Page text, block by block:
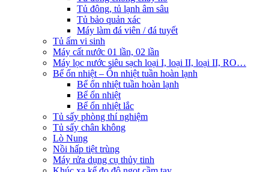
Tủ đông, tủ lạnh âm sâu
Tủ bảo quản xác
Máy làm đá viên / đá tuyết
Tủ ấm vi sinh
Máy cất nước 01 lần, 02 lần
Máy lọc nước siêu sạch loại I, loại II, loại II, RO…
Bể ổn nhiệt – Ổn nhiệt tuần hoàn lạnh
Bể ổn nhiệt tuần hoàn lạnh
Bể ổn nhiệt
Bể ổn nhiệt lắc
Tủ sấy phòng thí nghiệm
Tủ sấy chân không
Lò Nung
Nồi hấp tiệt trùng
Máy rửa dụng cụ thủy tinh